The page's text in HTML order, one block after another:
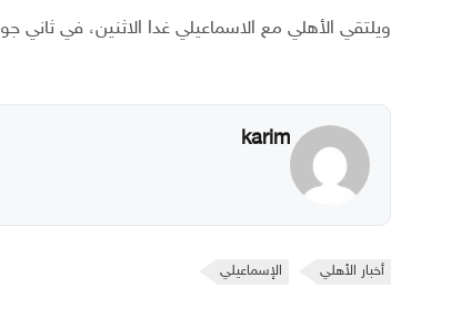
ويلتقي الأهلي مع الاسماعيلي غدا الاثنين، في ثاني
karim
أخبار الأهلي الإسماعيلي